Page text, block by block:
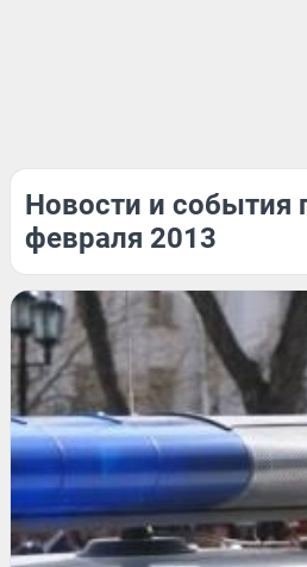
Новости и события
февраля 2013